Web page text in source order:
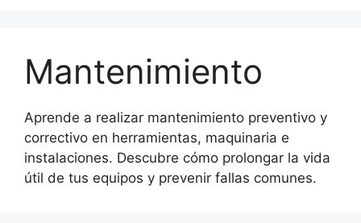
Mantenimiento
Aprende a realizar mantenimiento preventivo y
correctivo en herramientas, maquinaria e
instalaciones. Descubre cómo prolongar la vida
útil de tus equipos y prevenir fallas comunes.